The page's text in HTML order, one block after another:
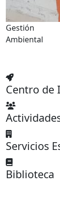
Gestión
Ambiental
Centro de
Servicios
Biblioteca